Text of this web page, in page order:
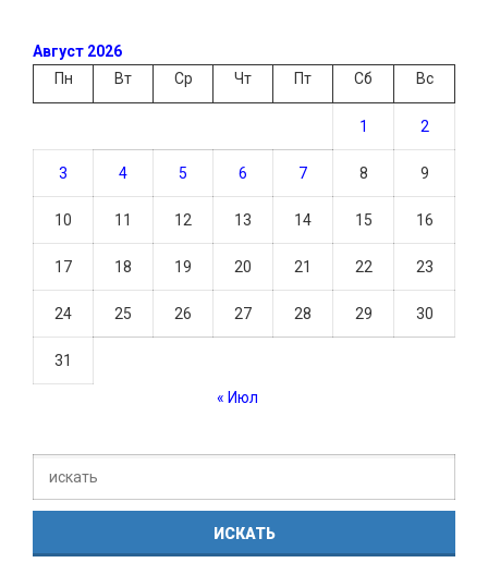
Август 2026
Пн
Вт Ср Чт Пт Сб Вс
1 2
3 4 5 6 7 8 9
10 11 12 13 14 15 16
17 18 19 20 21 22 23
24 25 26 27 28 29 30
31
« Июл